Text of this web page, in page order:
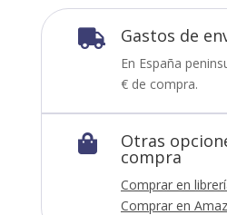
 Gastos de
En España
€ de compra.
 Otras
compra
Comprar en
Comprar en